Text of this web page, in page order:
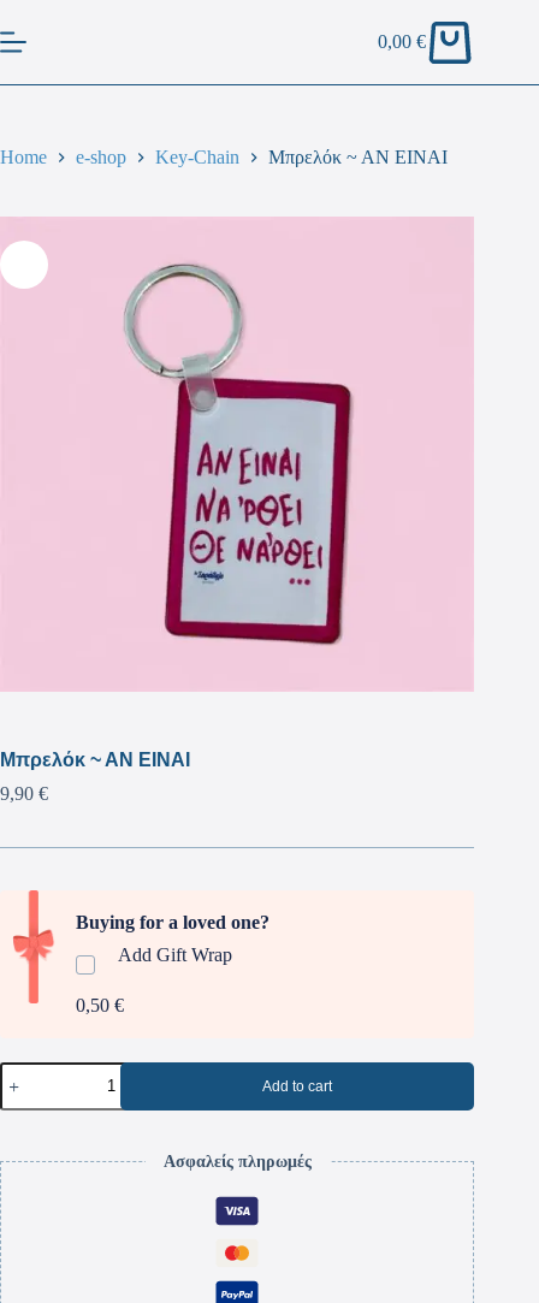
0,00€
Home e-shop Key-Chain Μπρελόκ ~ ΑΝ ΕΙΝΑΙ
Μπρελόκ ~ ΑΝ ΕΙΝΑΙ
9,90 €
Buying for a loved one?
Add Gift Wrap
0,50 €
Add to cart
Ασφαλείς πληρωμές